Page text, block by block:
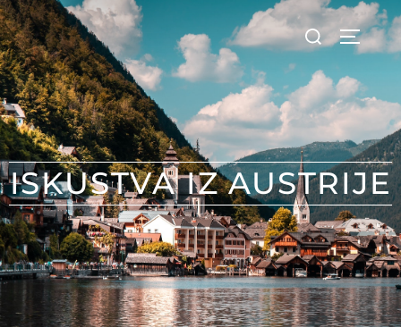
ISKUSTVA IZ AUSTRIJE